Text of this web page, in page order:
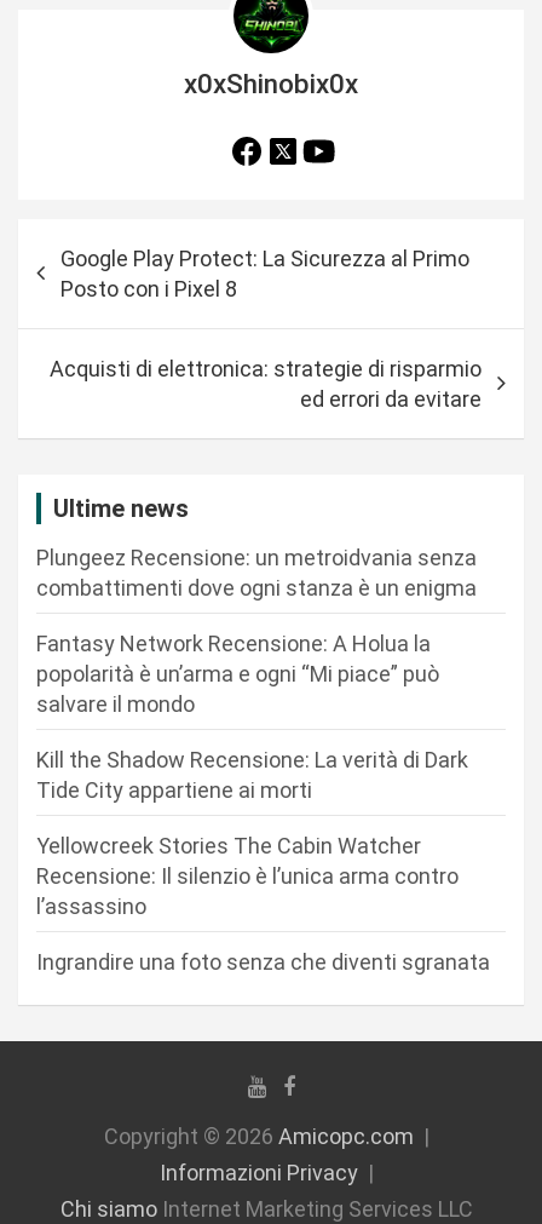
x0xShinobix0x
a
Google Play Protect: La Sicurezza al Primo
Posto con i Pixel 8
Acquisti di elettronica: strategie di risparmio
ed errori da evitare
Ultime news
Plungeez Recensione: un metroidvania senza
combattimenti dove ogni stanza è un enigma
Fantasy Network Recensione: A Holua la
popolarità è un’arma e ogni “Mi piace” può
salvare il mondo
Kill the Shadow Recensione: La verità di Dark
Tide City appartiene ai morti
Yellowcreek Stories The Cabin Watcher
Recensione: Il silenzio è l’unica arma contro
l’assassino
Ingrandire una foto senza che diventi sgranata
Copyright © 2026 Amicopc.com
Informazioni Privacy
Chi siamoInternet Marketing Services LLC